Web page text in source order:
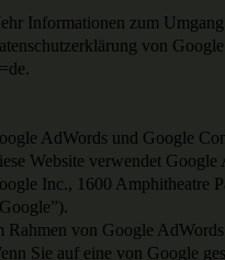
Informationen zum
von
AdWords und Google
Website verwendet
Inc., 1600 Amphitheatre
Rahmen von Google
Sie auf eine von Google